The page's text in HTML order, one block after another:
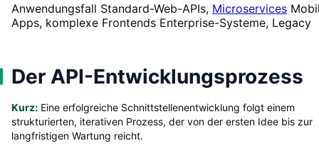
Anwendungsfall Standard-Web-APIs, Microservices
Apps, komplexe Frontends Enterprise-Systeme, Legacy
Der API-Entwicklungsprozess
Kurz: Eine erfolgreiche Schnittstellenentwicklung folgt einem
strukturierten, iterativen Prozess, der von der ersten Idee bis zur
langfristigen Wartung reicht.